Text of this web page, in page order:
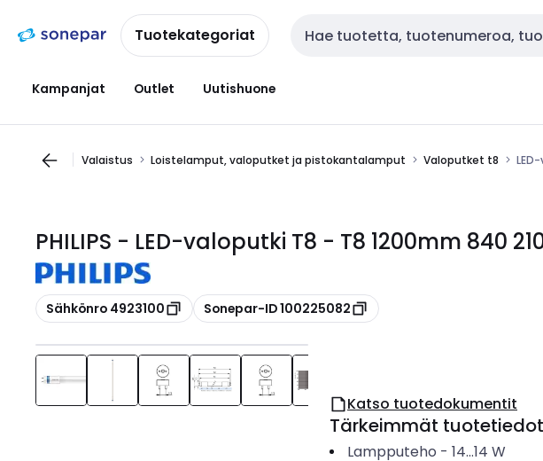
navigointiinsisältöönTuotekategoriat Haku
Kampanjat Outlet Uutishuone
Valaistus Loistelamput, valoputket ja pistokantalamput Valoputket t8
PHILIPS - LED-valoputki T8 - T8 1200mm 840
Kopioi
Sähkönro 4923100 Kopioi
Sonepar-ID 100225082
Katso tuotedokumentit
Tärkeimmät tuotetiedot
Lampputeho - 14...14 W